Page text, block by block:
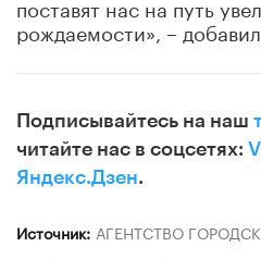
поставят нас на путь
рождаемости», – добавил
Подписывайтесь на наш
читайте нас в соцсетях:
Яндекс.Дзен.
Источник: АГЕНТСТВО